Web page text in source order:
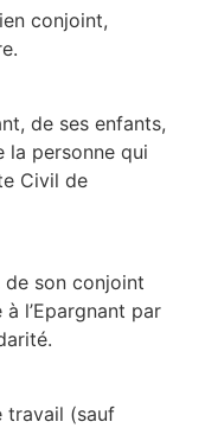
conjoint,
de ses enfants,
la personne qui
Civil de
de son conjoint
l’Epargnant par
travail (sauf